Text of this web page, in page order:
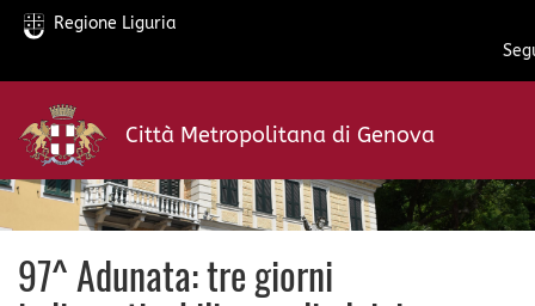
Salta
contenuto
principale
Regione Liguria
Città Metropolitana di Genova
97^ Adunata: tre giorni